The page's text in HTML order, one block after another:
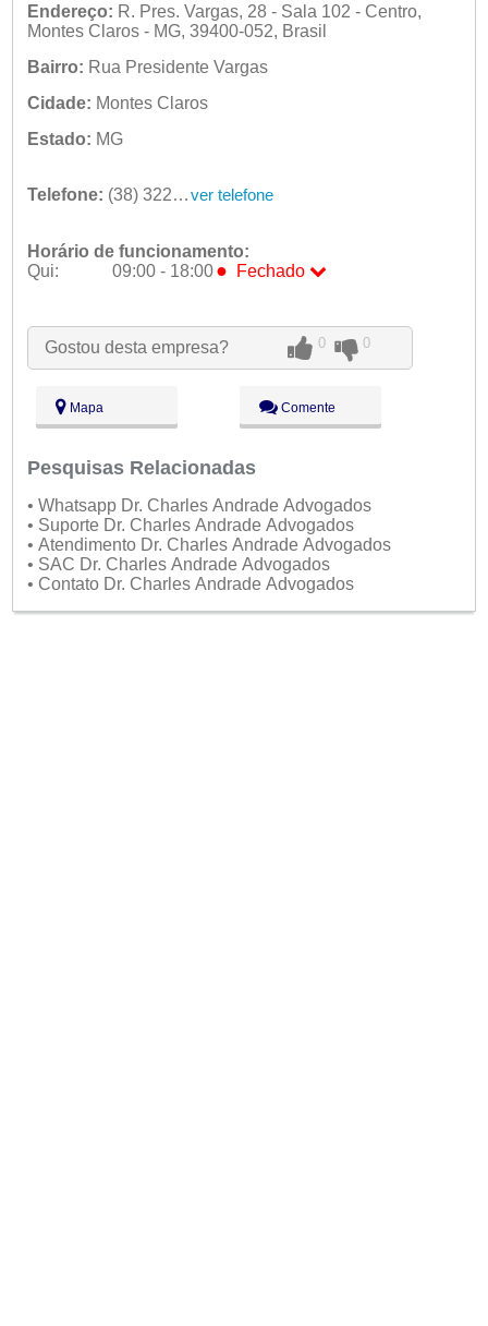
Endereço: R. Pres. Vargas, 28 - Sala 102 - Centro,
Montes Claros - MG, 39400-052, Brasil
Bairro: Rua Presidente Vargas
Cidade: Montes Claros
Estado: MG
Telefone: (38) 3221-6108 ver telefone
Horário de funcionamento:
Qui:
09:00 - 18:00 ● Fechado
Ter:
09:00 - 18:00
Qua:
09:00 - 18:00
Sex:
Sáb:
Fechado
Dom:
Fechado
Gostou desta empresa? 0 0
Mapa Comente
Pesquisas Relacionadas
• Whatsapp Dr. Charles Andrade Advogados
• Suporte Dr. Charles Andrade Advogados
• Atendimento Dr. Charles Andrade Advogados
• SAC Dr. Charles Andrade Advogados
• Contato Dr. Charles Andrade Advogados